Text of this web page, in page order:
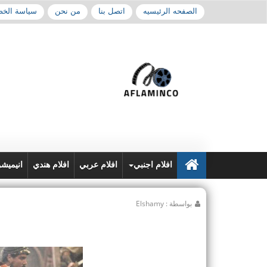
الصفحه الرئيسيه اتصل بنا من نحن سياسة
افلام اجنبي افلام عربي افلام هندي
بواسطة : Elshamy